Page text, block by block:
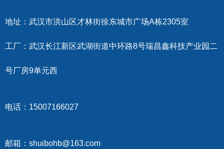
地址：武汉市洪山区才林街徐东城市广场A栋2305室
工厂：武汉长江新区武湖街道中环路8号瑞昌鑫科技产业园二
号厂房9单元西
电话：15007166027
邮箱：shuibohb@163.com